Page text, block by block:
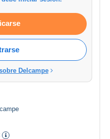
Delcampe